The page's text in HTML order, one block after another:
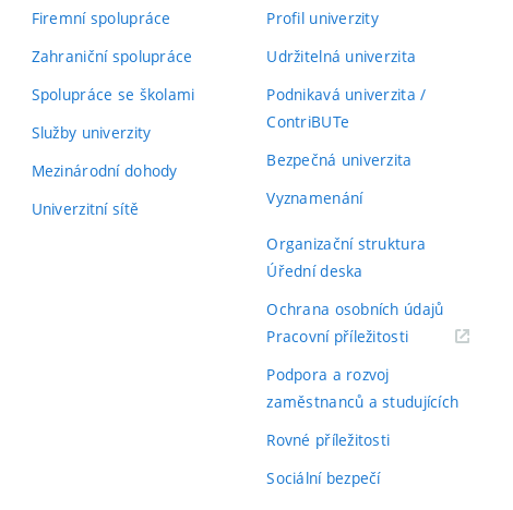
Firemní spolupráce
Zahraniční spolupráce
Spolupráce se školami
Služby univerzity
Mezinárodní dohody
Univerzitní sítě
Profil univerzity
Udržitelná univerzita
Podnikavá univerzita /
ContriBUTe
Bezpečná univerzita
Vyznamenání
Organizační struktura
Úřední deska
Ochrana osobních údajů
Pracovní příležitosti(externí
Podpora a rozvoj
zaměstnanců a studujících
Rovné příležitosti
Sociální bezpečí